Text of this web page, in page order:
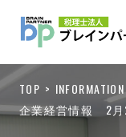
TOP INFORMATION
企業経営情報 2月